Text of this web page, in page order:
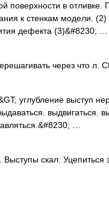
поверхности в отливке.
к стенкам модели. (2)
дефекта (3)&#8230; …
через что л.
углубление выступ
выдвигаться.
…
скал. Уцепиться